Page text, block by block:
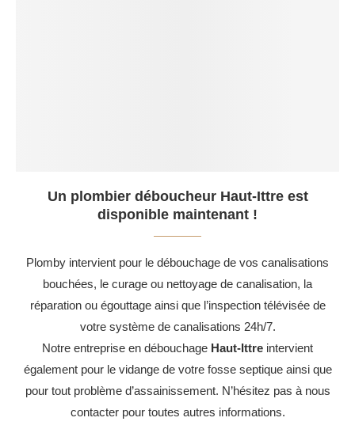
Un plombier déboucheur Haut-Ittre est
disponible maintenant !
Plomby intervient pour le débouchage de vos canalisations
bouchées, le curage ou nettoyage de canalisation, la
réparation ou égouttage ainsi que l’inspection télévisée de
votre système de canalisations 24h/7.
Notre entreprise en débouchage Haut-Ittre intervient
également pour le vidange de votre fosse septique ainsi que
pour tout problème d’assainissement. N’hésitez pas à nous
contacter pour toutes autres informations.